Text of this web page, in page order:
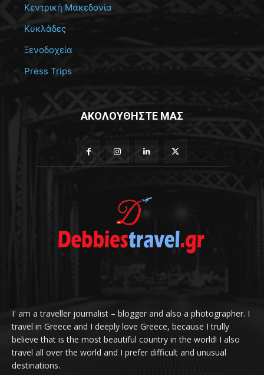
Κεντρική Μακεδονία
Κυκλάδες
Ξενοδοχεία
Press Trips
ΑΚΟΛΟΥΘΗΣΤΕ ΜΑΣ
I' am a traveller journalist – blogger and also a photographer. I
travel in Greece and I deeply love Greece, because I trully
believe that is the most beautiful country in the world! I also
travel all over the world and I prefer difficult and unusual
destinations.